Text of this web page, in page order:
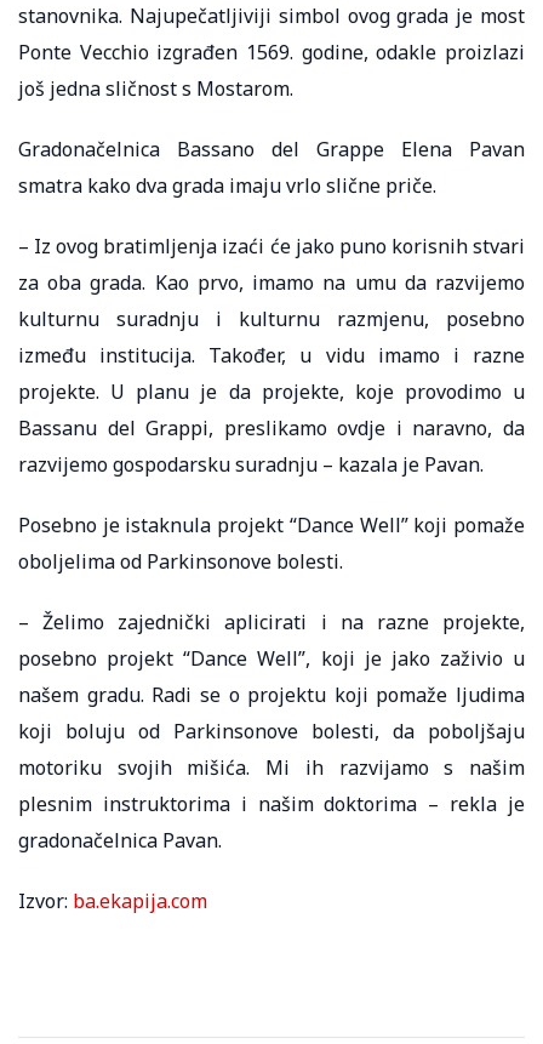
stanovnika. Najupečatljiviji simbol ovog grada je most
Ponte Vecchio izgrađen 1569. godine, odakle proizlazi
još jedna sličnost s Mostarom.
Gradonačelnica Bassano del Grappe Elena Pavan
smatra kako dva grada imaju vrlo slične priče.
– Iz ovog bratimljenja izaći će jako puno korisnih stvari
za oba grada. Kao prvo, imamo na umu da razvijemo
kulturnu suradnju i kulturnu razmjenu, posebno
između institucija. Također, u vidu imamo i razne
projekte. U planu je da projekte, koje provodimo u
Bassanu del Grappi, preslikamo ovdje i naravno, da
razvijemo gospodarsku suradnju – kazala je Pavan.
Posebno je istaknula projekt “Dance Well” koji pomaže
oboljelima od Parkinsonove bolesti.
– Želimo zajednički aplicirati i na razne projekte,
posebno projekt “Dance Well”, koji je jako zaživio u
našem gradu. Radi se o projektu koji pomaže ljudima
koji boluju od Parkinsonove bolesti, da poboljšaju
motoriku svojih mišića. Mi ih razvijamo s našim
plesnim instruktorima i našim doktorima – rekla je
gradonačelnica Pavan.
Izvor: ba.ekapija.com